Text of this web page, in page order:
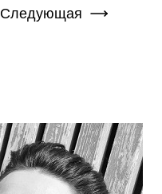
Следующая